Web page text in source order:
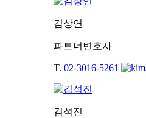
김상연
파트너변호사
T. 02-3016-5261
김석진